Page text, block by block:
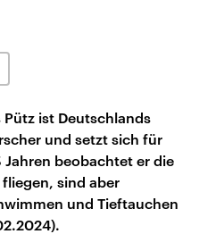
ist Deutschlands
und setzt sich für
beobachtet er die
sind aber
und Tieftauchen